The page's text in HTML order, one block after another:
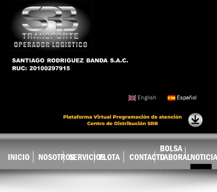
contenido
English Español
INICIO NOSOTROSSERVICIOSFLOTA CONTACTO
BOLSA
LABORAL